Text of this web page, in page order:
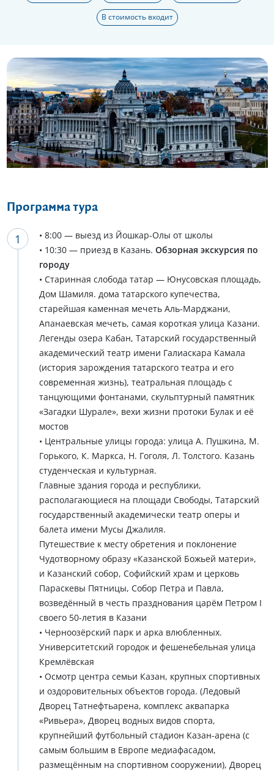
В стоимость входит
Еще 13 фото
Программа тура
• 8:00 — выезд из Йошкар-Олы от школы
• 10:30 — приезд в Казань. Обзорная экскурсия по
городу
• Старинная слобода татар — Юнусовская площадь,
Дом Шамиля. дома татарского купечества,
старейшая каменная мечеть Аль-Марджани,
Апанаевская мечеть, самая короткая улица Казани.
Легенды озера Кабан, Татарский государственный
академический театр имени Галиаскара Камала
(история зарождения татарского театра и его
современная жизнь), театральная площадь с
танцующими фонтанами, скульптурный памятник
«Загадки Шурале», вехи жизни протоки Булак и её
мостов
• Центральные улицы города: улица А. Пушкина, М.
Горького, К. Маркса, Н. Гоголя, Л. Толстого. Казань
студенческая и культурная.
Главные здания города и республики,
располагающиеся на площади Свободы, Татарский
государственный академически театр оперы и
балета имени Мусы Джалиля.
Путешествие к месту обретения и поклонение
Чудотворному образу «Казанской Божьей матери»,
и Казанский собор, Софийский храм и церковь
Параскевы Пятницы, Собор Петра и Павла,
возведённый в честь празднования царём Петром I
своего 50-летия в Казани
• Черноозёрский парк и арка влюбленных.
Университетский городок и фешенебельная улица
Кремлёвская
• Осмотр центра семьи Казан, крупных спортивных
и оздоровительных объектов города. (Ледовый
Дворец Татнефтьарена, комплекс аквапарка
«Ривьера», Дворец водных видов спорта,
крупнейший футбольный стадион Казан-арена (с
самым большим в Европе медиафасадом,
размещённым на спортивном сооружении), Дворец